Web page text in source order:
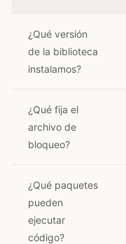
¿Qué versión
de la biblioteca
instalamos?
¿Qué fija el
archivo de
bloqueo?
¿Qué paquetes
pueden
ejecutar
código?